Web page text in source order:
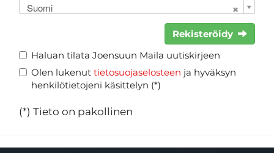
Suomi
Rekisteröidy
Haluan tilata Joensuun Maila uutiskirjeen
Olen lukenut tietosuojaselosteen ja hyväksyn
henkilötietojeni käsittelyn (*)
(*) Tieto on pakollinen